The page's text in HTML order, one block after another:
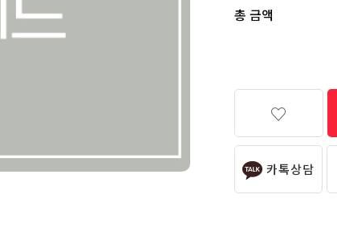
총 금액
카톡상담